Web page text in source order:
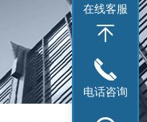
在线客服
电话咨询